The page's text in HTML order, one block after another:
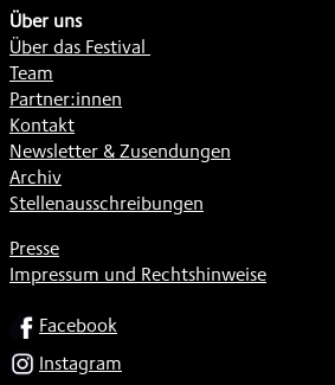
Über uns
Über das Festival
Team
Partner:innen
Kontakt
Newsletter & Zusendungen
Archiv
Stellenausschreibungen
Presse
Impressum und Rechtshinweise
SOCIALFacebook
Instagram